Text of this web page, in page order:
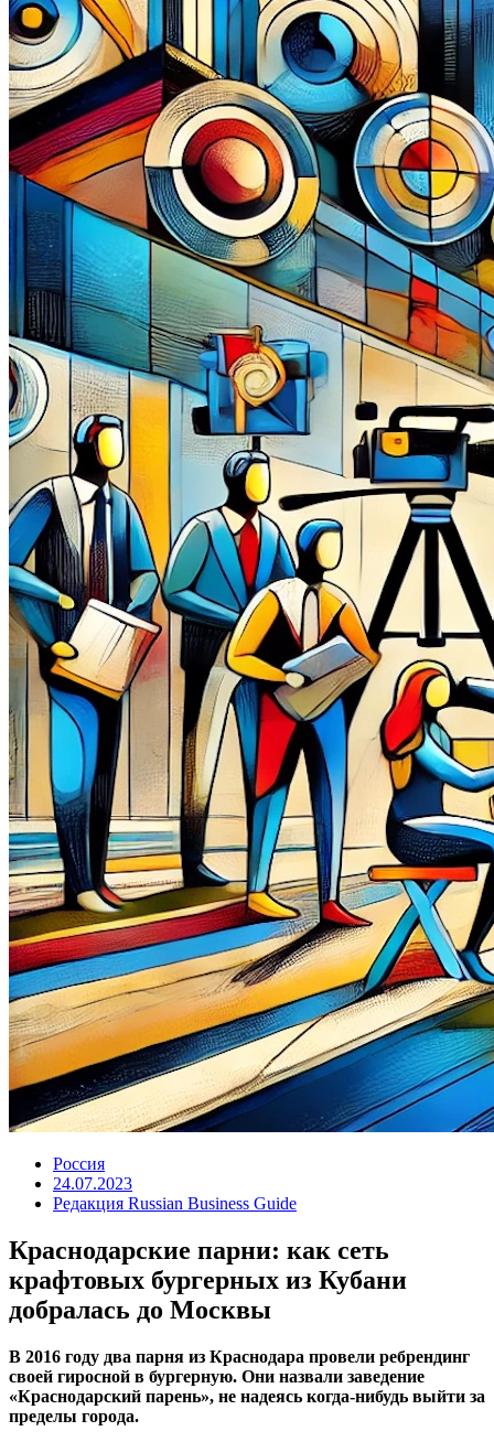
Россия
24.07.2023
Редакция Russian Business Guide
Краснодарские парни: как сеть
крафтовых бургерных из Кубани
добралась до Москвы
В 2016 году два парня из Краснодара провели ребрендинг
своей гиросной в бургерную. Они назвали заведение
«Краснодарский парень», не надеясь когда-нибудь выйти за
пределы города.